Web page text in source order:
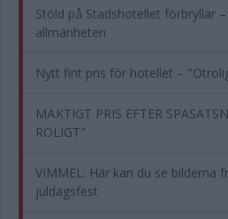
Stöld på Stadshotellet förbryllar
allmänheten
Nytt fint pris för hotellet –
MÄKTIGT PRIS EFTER
ROLIGT"
VIMMEL: Här kan du se bilderna
juldagsfest